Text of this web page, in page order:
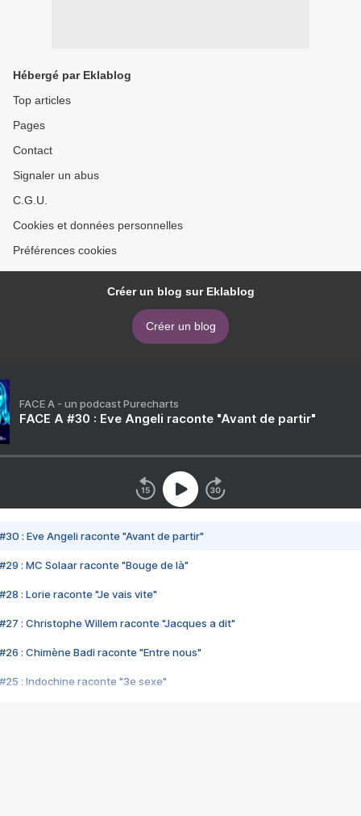
Hébergé par Eklablog
Top articles
Pages
Contact
Signaler un abus
C.G.U.
Cookies et données personnelles
Préférences cookies
Créer un blog sur Eklablog
Créer un blog
FACE A - un podcast Purecharts
FACE A #30 : Eve Angeli raconte "Avant de partir"
#30 : Eve Angeli raconte "Avant de partir"
#29 : MC Solaar raconte "Bouge de là"
#28 : Lorie raconte "Je vais vite"
#27 : Christophe Willem raconte "Jacques a dit"
#26 : Chimène Badi raconte "Entre nous"
#25 : Indochine raconte "3e sexe"